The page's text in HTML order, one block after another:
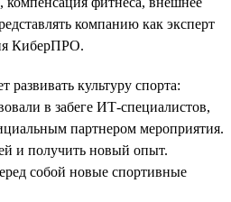
компанию как эксперт
КиберПРО.
развивать культуру спорта:
в забеге ИТ-специалистов,
партнером мероприятия.
и получить новый опыт.
собой новые спортивные